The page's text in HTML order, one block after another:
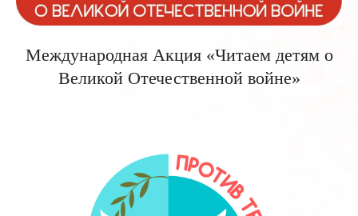
Международная Акция «Читаем детям о
Великой Отечественной войне»